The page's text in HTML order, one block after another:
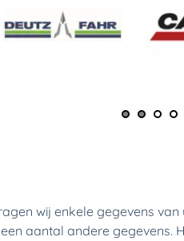
wij enkele gegevens
aantal andere